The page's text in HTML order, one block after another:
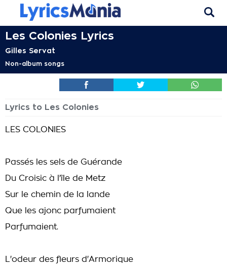
Les Colonies Lyrics
Gilles Servat
Non-album songs
Lyrics to Les Colonies
LES COLONIES
Passés les sels de Guérande
Du Croisic à l'île de Metz
Sur le chemin de la lande
Que les ajonc parfumaient
Parfumaient.
L'odeur des fleurs d'Armorique